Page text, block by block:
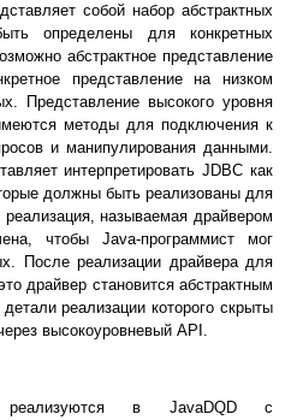
собой набор абстрактных
определены для конкретных
абстрактное представление
представление на низком
Представление высокого уровня
методы для подключения к
и манипулирования данными.
интерпретировать JDBC как
должны быть реализованы для
называемая драйвером
чтобы Java-программист мог
После реализации драйвера для
драйвер становится абстрактным
реализации которого скрыты
высокоуровневый API.
реализуются в JavaDQD с